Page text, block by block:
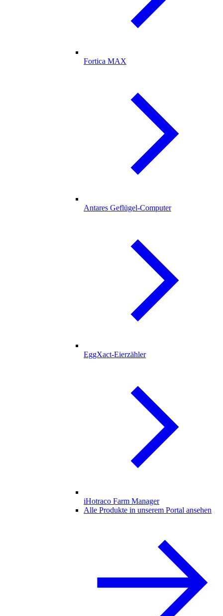
Fortica MAX
Antares Geflügel-Computer
EggXact-Eierzähler
iHotraco Farm Manager
Alle Produkte in unserem Portal ansehen